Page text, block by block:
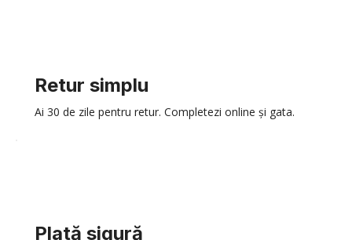
Retur simplu
Ai 30 de zile pentru retur. Completezi online și gata.
Plată sigură